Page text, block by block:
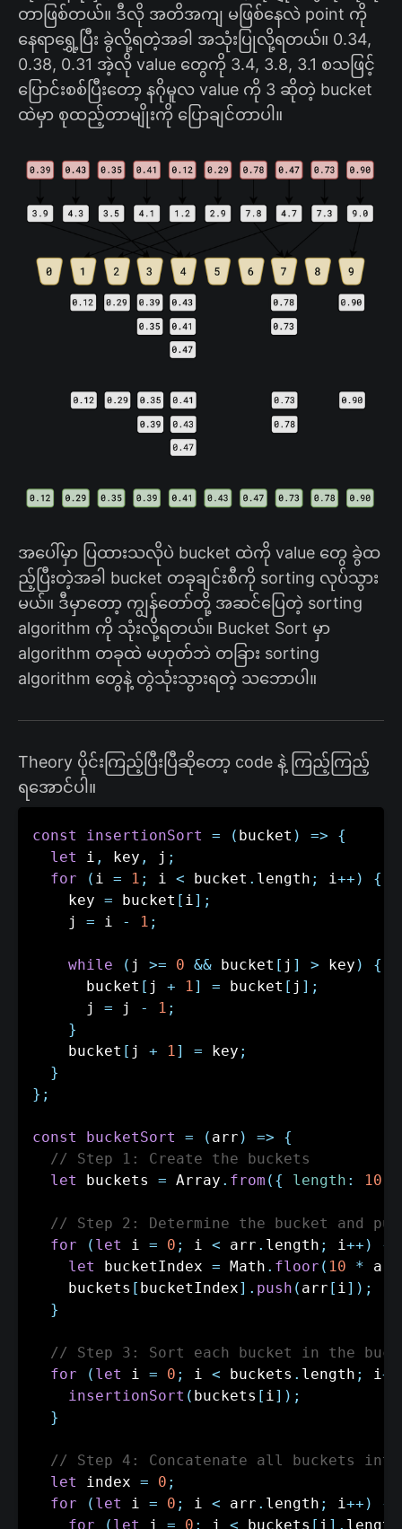
တာဖြစ်တယ်။ ဒီလို အတိအကျ မဖြစ်နေလဲ point ကို
နေရာရွှေ့ပြီး ခွဲလို့ရတဲ့အခါ အသုံးပြုလို့ရတယ်။ 0.34,
0.38, 0.31 အဲ့လို value တွေကို 3.4, 3.8, 3.1 စသဖြင့်
ပြောင်းစစ်ပြီးတော့ နဂိုမူလ value ကို 3 ဆိုတဲ့ bucket
ထဲမှာ စုထည့်တာမျိုးကို ပြောချင်တာပါ။
အပေါ်မှာ ပြထားသလိုပဲ bucket ထဲကို value တွေ ခွဲထ
ည့်ပြီးတဲ့အခါ bucket တခုချင်းစီကို sorting လုပ်သွား
မယ်။ ဒီမှာတော့ ကျွန်တော်တို့ အဆင်ပြေတဲ့ sorting
algorithm ကို သုံးလို့ရတယ်။​ Bucket Sort မှာ
algorithm တခုထဲ မဟုတ်ဘဲ တခြား sorting
algorithm တွေနဲ့ တွဲသုံးသွားရတဲ့ သဘောပါ။
Theory ပိုင်းကြည့်ပြီးပြီဆိုတော့ code နဲ့ ကြည့်ကြည့်
ရအောင်ပါ။
const insertionSort = ( bucket ) =>
{
let
i , key , j ;
for
( i = 1 ; i < bucket . length ; i++ )
{
    key
= bucket [ i] ;
    j
= i - 1 ;
while ( j >= 0 && bucket [ j ] > key )
{
      bucket
[ j + 1] = bucket [ j ] ;
      j
= j - 1 ;
}
    bucket
[ j + 1] = key ;
}
} ;
const bucketSort = ( arr ) =>
{
// Step 1: Create the buckets
let
buckets = Array . from ( { length : 10
// Step 2: Determine the bucket and
for
( let i = 0 ; i < arr . length ; i++ )
{
let
bucketIndex = Math . floor ( 10 * arr
    buckets
[ bucketIndex] . push ( arr [ i] ) ;
}
// Step 3: Sort each bucket in the
for
( let i = 0 ; i < buckets . length ; i++
insertionSort ( buckets [ i] ) ;
}
// Step 4: Concatenate all buckets
let
index = 0 ;
for
( let i = 0 ; i < arr . length ; i++ )
{
for
( let j = 0 ; j < buckets [ i ] . length